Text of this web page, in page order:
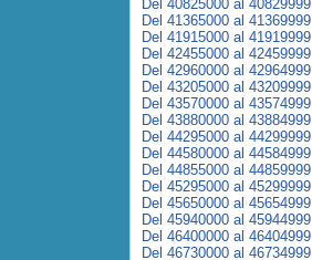
Del 40825000 al 40829999
Del 41365000 al 41369999
Del 41915000 al 41919999
Del 42455000 al 42459999
Del 42960000 al 42964999
Del 43205000 al 43209999
Del 43570000 al 43574999
Del 43880000 al 43884999
Del 44295000 al 44299999
Del 44580000 al 44584999
Del 44855000 al 44859999
Del 45295000 al 45299999
Del 45650000 al 45654999
Del 45940000 al 45944999
Del 46400000 al 46404999
Del 46730000 al 46734999